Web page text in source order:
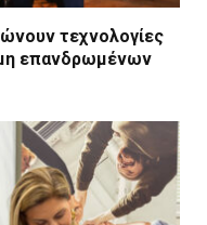
τεχνολογίες
μη επανδρωμένων